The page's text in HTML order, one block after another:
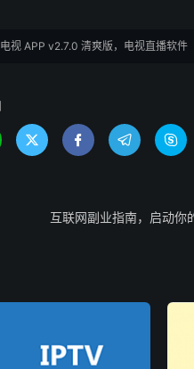
视 APP v2.7.0 清爽版，电视直播软件
   
互联网副业指南，启动你